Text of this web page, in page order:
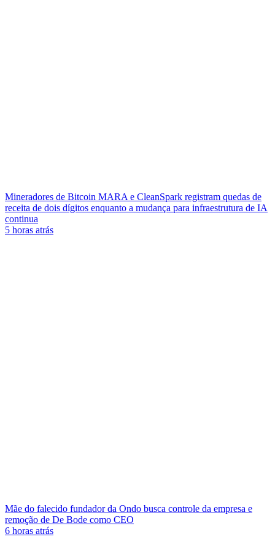
Mineradores de Bitcoin MARA e CleanSpark registram quedas de
receita de dois dígitos enquanto a mudança para infraestrutura de IA
continua
5 horas atrás
Mãe do falecido fundador da Ondo busca controle da empresa e
remoção de De Bode como CEO
6 horas atrás